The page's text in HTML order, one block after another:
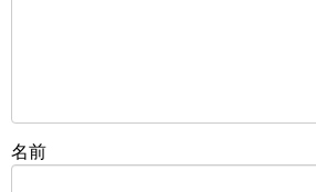
名前